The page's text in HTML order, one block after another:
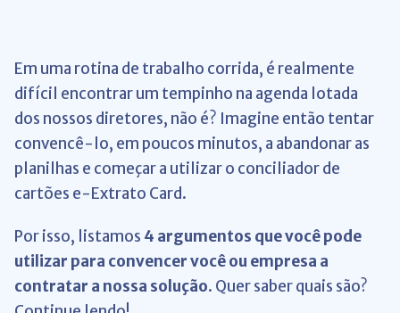
Em uma rotina de trabalho corrida, é realmente
difícil encontrar um tempinho na agenda lotada
dos nossos diretores, não é? Imagine então tentar
convencê-lo, em poucos minutos, a abandonar as
planilhas e começar a utilizar o conciliador de
cartões e-Extrato Card.
Por isso, listamos 4 argumentos que você pode
utilizar para convencer você ou empresa a
contratar a nossa solução. Quer saber quais são?